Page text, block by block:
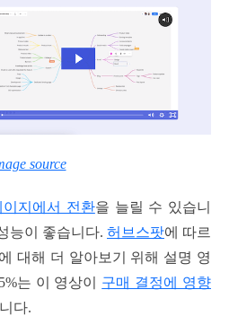
source
이지에서 전환을 늘릴 수 있습니
능이 좋습니다. 허브스팟에 따르
대해 더 알아보기 위해 설명 영
는 이 영상이
구매 결정에 영향
다.